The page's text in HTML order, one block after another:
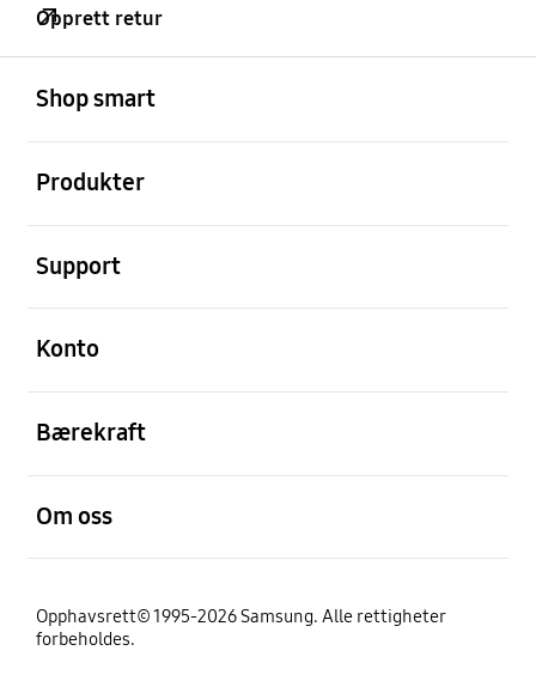
Opprett retur
Shop smart
Produkter
Support
Konto
Bærekraft
Om oss
Opphavsrett© 1995-2026 Samsung. Alle rettigheter
forbeholdes.